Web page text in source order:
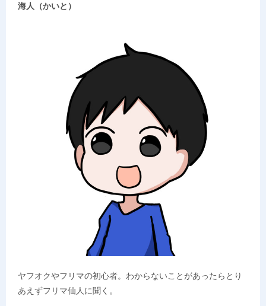
海人（かいと）
ヤフオクやフリマの初心者。わからないことがあったらとり
あえずフリマ仙人に聞く。